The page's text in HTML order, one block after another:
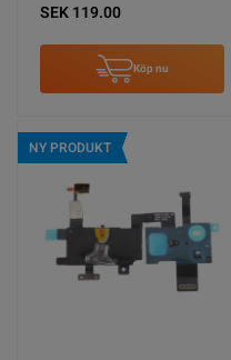
SEK 119.00
Köp nu
NY PRODUKT